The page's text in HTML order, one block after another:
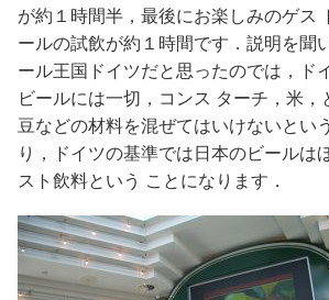
が約１時間半，最後にお楽しみのゲス
ールの試飲が約１時間です．説明を聞
ール王国ドイツだと思ったのでは，ド
ビールには一切，コンス ターチ，米，
豆などの材料を混ぜてはいけないとい
り，ドイツの基準では日本のビールは
スト飲料という ことになります．